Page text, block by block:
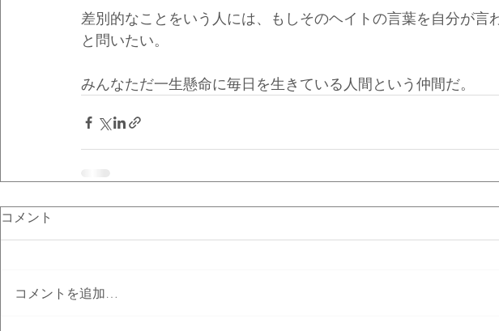
差別的なことをいう人には、もしそのヘイトの言葉を自分が言
と問いたい。
みんなただ一生懸命に毎日を生きている人間という仲間だ。
コメント
コメントを追加…